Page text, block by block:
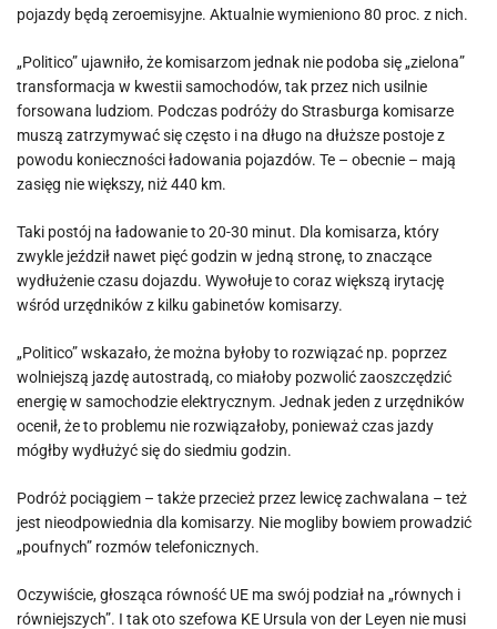
pojazdy będą zeroemisyjne. Aktualnie wymieniono 80 proc. z nich.
„Politico” ujawniło, że komisarzom jednak nie podoba się „zielona”
transformacja w kwestii samochodów, tak przez nich usilnie
forsowana ludziom. Podczas podróży do Strasburga komisarze
muszą zatrzymywać się często i na długo na dłuższe postoje z
powodu konieczności ładowania pojazdów. Te – obecnie – mają
zasięg nie większy, niż 440 km.
Taki postój na ładowanie to 20-30 minut. Dla komisarza, który
zwykle jeździł nawet pięć godzin w jedną stronę, to znaczące
wydłużenie czasu dojazdu. Wywołuje to coraz większą irytację
wśród urzędników z kilku gabinetów komisarzy.
„Politico” wskazało, że można byłoby to rozwiązać np. poprzez
wolniejszą jazdę autostradą, co miałoby pozwolić zaoszczędzić
energię w samochodzie elektrycznym. Jednak jeden z urzędników
ocenił, że to problemu nie rozwiązałoby, ponieważ czas jazdy
mógłby wydłużyć się do siedmiu godzin.
Podróż pociągiem – także przecież przez lewicę zachwalana – też
jest nieodpowiednia dla komisarzy. Nie mogliby bowiem prowadzić
„poufnych” rozmów telefonicznych.
Oczywiście, głosząca równość UE ma swój podział na „równych i
równiejszych”. I tak oto szefowa KE Ursula von der Leyen nie musi